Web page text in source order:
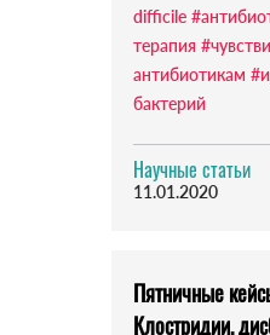
difficile
терапия
антибиотикам
бактерий
Научные статьи
11.01.2020
Пятничные
Клостридии,